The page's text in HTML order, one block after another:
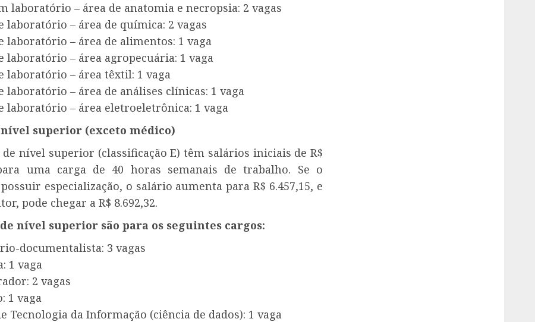
laboratório – área de anatomia e necropsia: 2 vagas
laboratório – área de química: 2 vagas
laboratório – área de alimentos: 1 vaga
laboratório – área agropecuária: 1 vaga
laboratório – área têxtil: 1 vaga
laboratório – área de análises clínicas: 1 vaga
laboratório – área eletroeletrônica: 1 vaga
nível superior (exceto médico)
de nível superior (classificação E) têm salários iniciais de R$
uma carga de 40 horas semanais de trabalho. Se o
especialização, o salário aumenta para R$ 6.457,15, e
pode chegar a R$ 8.692,32.
nível superior são para os seguintes cargos:
documentalista: 3 vagas
1 vaga
2 vagas
1 vaga
Tecnologia da Informação (ciência de dados): 1 vaga